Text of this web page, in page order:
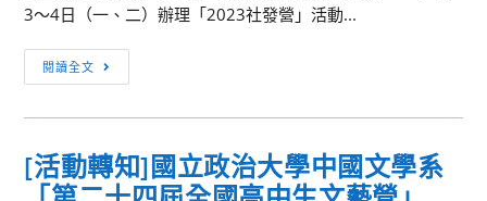
學
校
介
紹
3～4日（一、二）辦理「2023社發營」活動...
閱讀全文
動
轉
國
立
[活動轉知]國立政治大學中國文學系